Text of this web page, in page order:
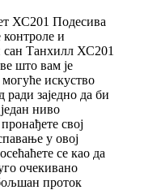
ХС201 Подесива
контроле и
сан Танхилл ХС201
што вам је
могуће искуство
заједно да би
ниво
свој
у овој
се као да
очекивано
проток